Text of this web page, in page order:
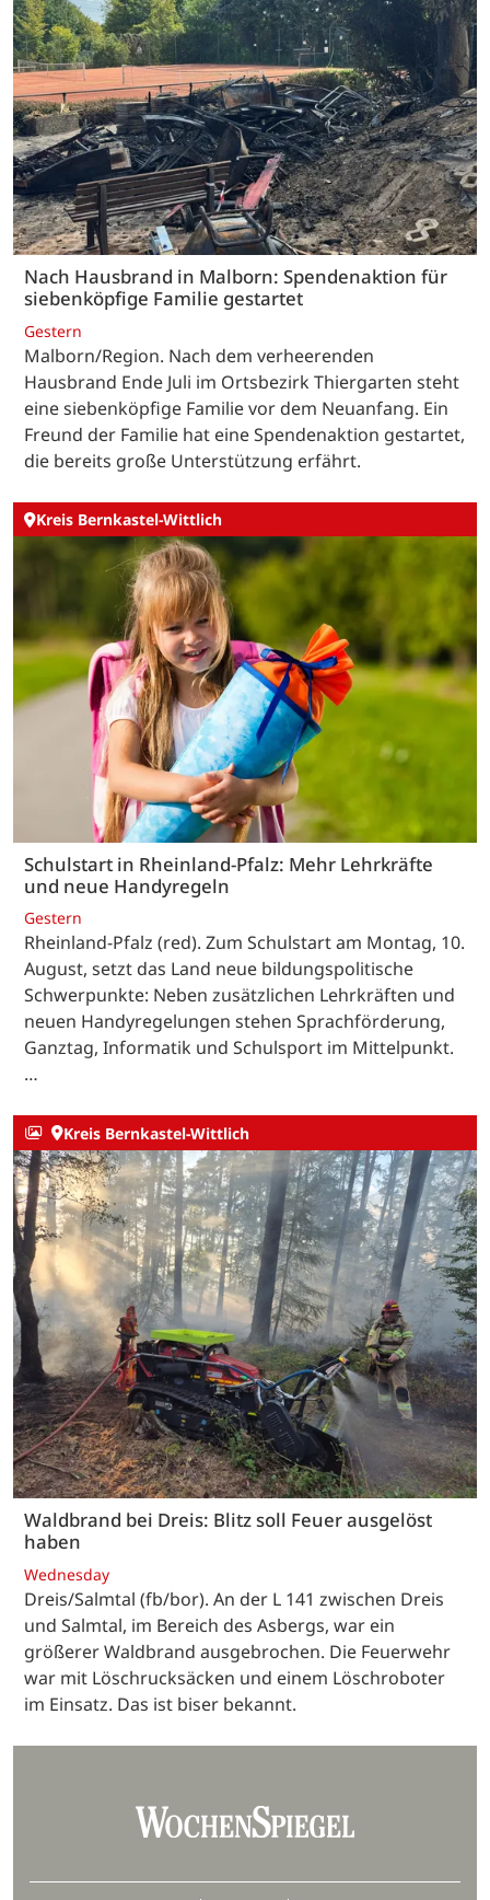
Nach Hausbrand in Malborn: Spendenaktion für
siebenköpfige Familie gestartet
Gestern
Malborn/Region. Nach dem verheerenden
Hausbrand Ende Juli im Ortsbezirk Thiergarten steht
eine siebenköpfige Familie vor dem Neuanfang. Ein
Freund der Familie hat eine Spendenaktion gestartet,
die bereits große Unterstützung erfährt.
Kreis Bernkastel-Wittlich
Schulstart in Rheinland-Pfalz: Mehr Lehrkräfte
und neue Handyregeln
Gestern
Rheinland-Pfalz (red). Zum Schulstart am Montag, 10.
August, setzt das Land neue bildungspolitische
Schwerpunkte: Neben zusätzlichen Lehrkräften und
neuen Handyregelungen stehen Sprachförderung,
Ganztag, Informatik und Schulsport im Mittelpunkt.
…
Kreis Bernkastel-Wittlich
Waldbrand bei Dreis: Blitz soll Feuer ausgelöst
haben
Wednesday
Dreis/Salmtal (fb/bor). An der L 141 zwischen Dreis
und Salmtal, im Bereich des Asbergs, war ein
größerer Waldbrand ausgebrochen. Die Feuerwehr
war mit Löschrucksäcken und einem Löschroboter
im Einsatz. Das ist biser bekannt.